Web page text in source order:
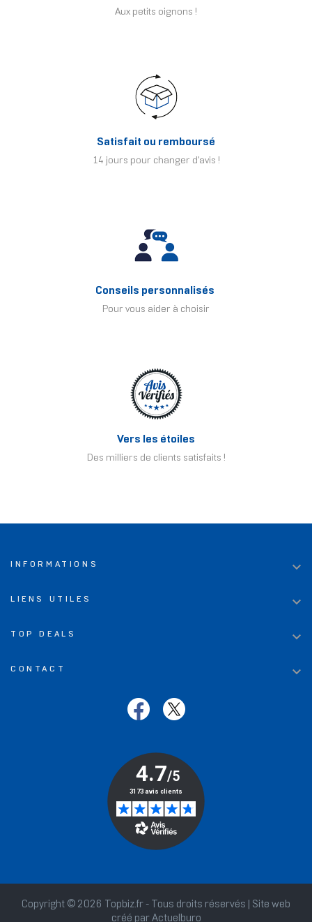
Aux petits oignons !
Satisfait ou remboursé
14 jours pour changer d'avis !
Conseils personnalisés
Pour vous aider à choisir
Vers les étoiles
Des milliers de clients satisfaits !
INFORMATIONS 
LIENS UTILES 
TOP DEALS 
CONTACT 
Copyright © 2026 Topbiz.fr - Tous droits réservés | Site web
créé par Actuelburo